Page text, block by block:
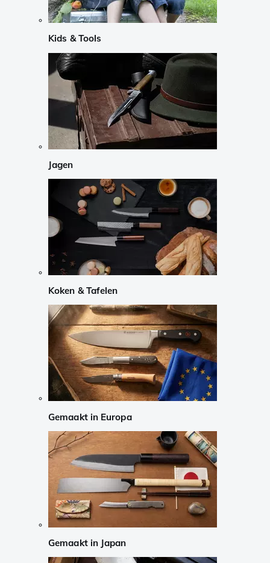
Kids & Tools
Jagen
Koken & Tafelen
Gemaakt in Europa
Gemaakt in Japan